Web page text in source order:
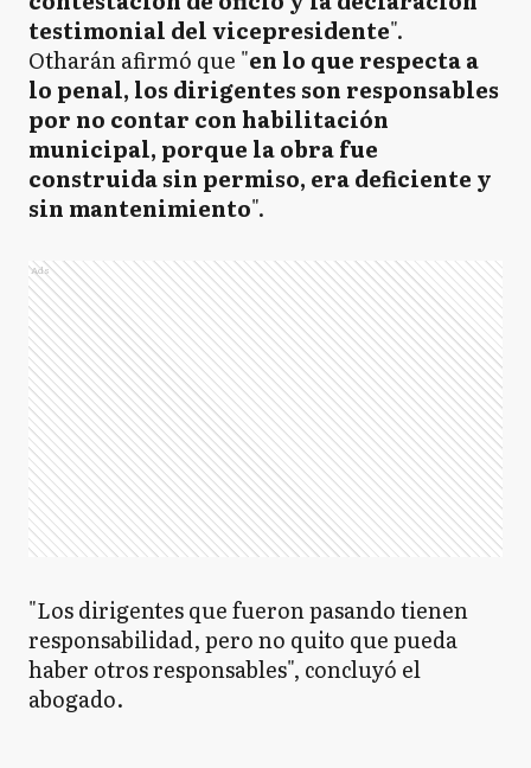
testimonial del vicepresidente".
Otharán afirmó que "en lo que respecta a
lo penal, los dirigentes son responsables
por no contar con habilitación
municipal, porque la obra fue
construida sin permiso, era deficiente y
sin mantenimiento".
Ads
"Los dirigentes que fueron pasando tienen
responsabilidad, pero no quito que pueda
haber otros responsables", concluyó el
abogado.